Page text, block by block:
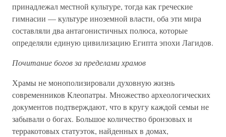
принадлежал местной культуре, тогда как греческие
гимнасии — культуре иноземной власти, оба эти мира
составляли два антагонистичных полюса, которые
определяли единую цивилизацию Египта эпохи Лагидов.
Почитание богов за пределами храмов
Храмы не монополизировали духовную жизнь
современников Клеопатры. Множество археологических
документов подтверждают, что в кругу каждой семьи не
забывали о богах. Большое количество бронзовых и
терракотовых статуэток, найденных в домах,